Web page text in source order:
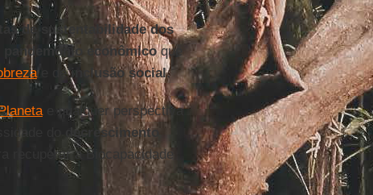
de sustentabilidade dos
pandemônio econômicoque
e deinclusão social.
e qualquer perspectiva
do
decrescimento
recuperar a Biocapacidade